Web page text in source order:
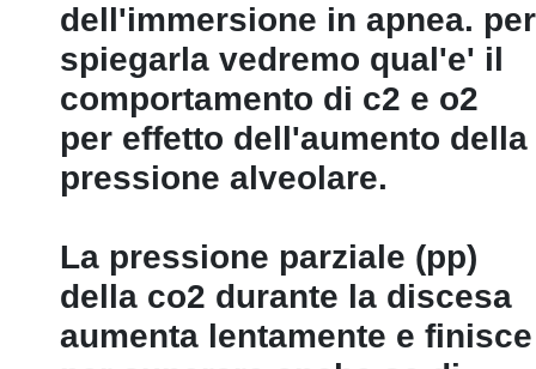
dell'immersione in apnea. per
spiegarla vedremo qual'e' il
comportamento di c2 e o2
per effetto dell'aumento della
pressione alveolare.
La pressione parziale (pp)
della co2 durante la discesa
aumenta lentamente e finisce